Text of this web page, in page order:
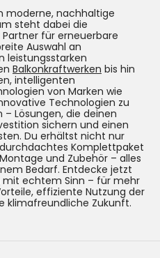
moderne, nachhaltige
steht dabei die
Partner für erneuerbare
Auswahl an
leistungsstarken
Balkonkraftwerken bis hin
intelligenten
von Marken wie
Technologien zu
Lösungen, die deinen
sichern und einen
Du erhältst nicht nur
Komplettpaket
und Zubehör – alles
Bedarf. Entdecke jetzt
mit echtem Sinn – für mehr
effiziente Nutzung der
klimafreundliche Zukunft.